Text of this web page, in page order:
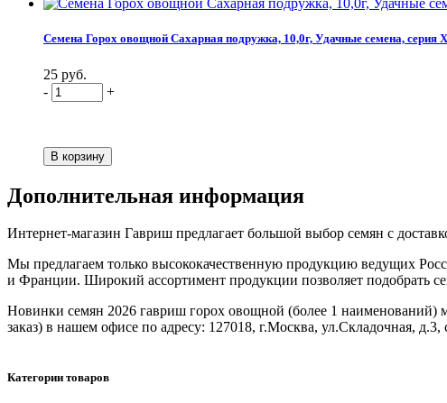
Семена Горох овощной Сахарная подружка, 10,0г, Удачные семена, серия
25 руб.
-
+
Дополнительная информация
Интернет-магазин Гавриш предлагает большой выбор семян с
Мы предлагаем только высококачественную продукцию ведущих
и Франции. Широкий ассортимент продукции позволяет подобрать
Новинки семян 2026 гавриш горох овощной (более 1 наименований)
заказ) в нашем офисе по адресу: 127018, г.Москва, ул.Складочная, д.3,
Категории товаров